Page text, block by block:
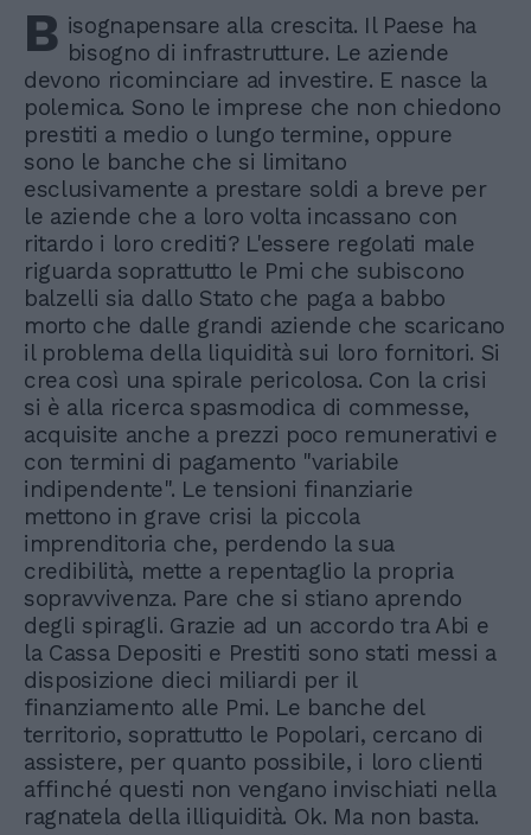
B isognapensare alla crescita. Il Paese ha
bisogno di infrastrutture. Le aziende
devono ricominciare ad investire. E nasce la
polemica. Sono le imprese che non chiedono
prestiti a medio o lungo termine, oppure
sono le banche che si limitano
esclusivamente a prestare soldi a breve per
le aziende che a loro volta incassano con
ritardo i loro crediti? L'essere regolati male
riguarda soprattutto le Pmi che subiscono
balzelli sia dallo Stato che paga a babbo
morto che dalle grandi aziende che scaricano
il problema della liquidità sui loro fornitori. Si
crea così una spirale pericolosa. Con la crisi
si è alla ricerca spasmodica di commesse,
acquisite anche a prezzi poco remunerativi e
con termini di pagamento "variabile
indipendente". Le tensioni finanziarie
mettono in grave crisi la piccola
imprenditoria che, perdendo la sua
credibilità, mette a repentaglio la propria
sopravvivenza. Pare che si stiano aprendo
degli spiragli. Grazie ad un accordo tra Abi e
la Cassa Depositi e Prestiti sono stati messi a
disposizione dieci miliardi per il
finanziamento alle Pmi. Le banche del
territorio, soprattutto le Popolari, cercano di
assistere, per quanto possibile, i loro clienti
affinché questi non vengano invischiati nella
ragnatela della illiquidità. Ok. Ma non basta.